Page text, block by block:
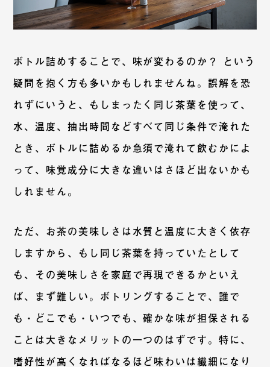
ボトル詰めすることで、味が変わるのか？ という
疑問を抱く方も多いかもしれませんね。誤解を恐
れずにいうと、もしまったく同じ茶葉を使って、
水、温度、抽出時間などすべて同じ条件で淹れた
とき、ボトルに詰めるか急須で淹れて飲むかによ
って、味覚成分に大きな違いはさほど出ないかも
しれません。
ただ、お茶の美味しさは水質と温度に大きく依存
しますから、もし同じ茶葉を持っていたとして
も、その美味しさを家庭で再現できるかといえ
ば、まず難しい。ボトリングすることで、誰で
も・どこでも・いつでも、確かな味が担保される
ことは大きなメリットの一つのはずです。特に、
嗜好性が高くなればなるほど味わいは繊細になり